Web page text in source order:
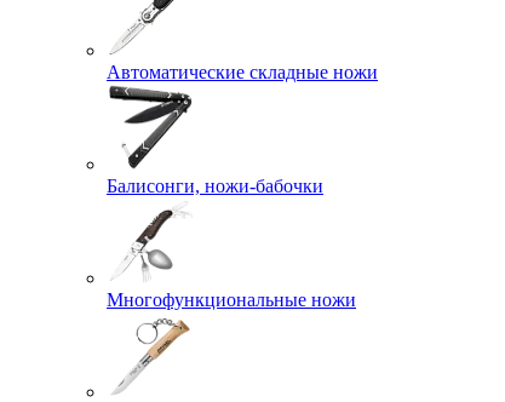
Автоматические складные ножи
Балисонги, ножи-бабочки
Многофункциональные ножи